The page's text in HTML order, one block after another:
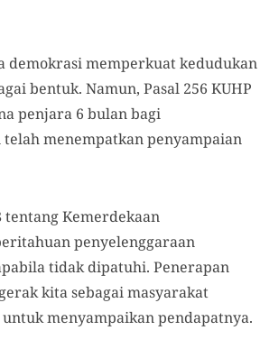
demokrasi memperkuat kedudukan
bentuk. Namun, Pasal 256 KUHP
penjara 6 bulan bagi
menempatkan penyampaian
tentang Kemerdekaan
penyelenggaraan
tidak dipatuhi. Penerapan
kita sebagai masyarakat
menyampaikan pendapatnya.